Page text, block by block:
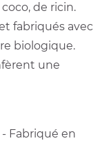
de ricin.
fabriqués avec
biologique.
une
- Fabriqué en